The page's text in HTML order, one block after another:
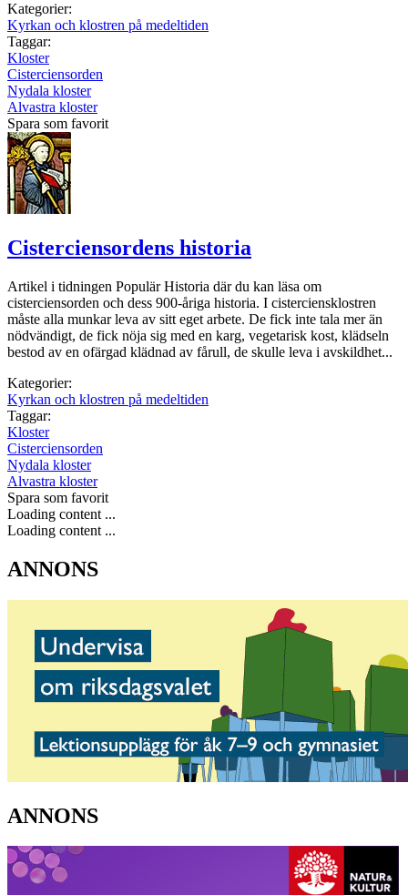
Kategorier:
Kyrkan och klostren på medeltiden
Taggar:
Kloster
Cisterciensorden
Nydala kloster
Alvastra kloster
Spara som favorit
Cisterciensordens historia
Artikel i tidningen Populär Historia där du kan läsa om
cisterciensorden och dess 900-åriga historia. I cisterciensklostren
måste alla munkar leva av sitt eget arbete. De fick inte tala mer än
nödvändigt, de fick nöja sig med en karg, vegetarisk kost, klädseln
bestod av en ofärgad klädnad av fårull, de skulle leva i avskildhet...
Kategorier:
Kyrkan och klostren på medeltiden
Taggar:
Kloster
Cisterciensorden
Nydala kloster
Alvastra kloster
Spara som favorit
Loading content ...
Loading content ...
ANNONS
ANNONS